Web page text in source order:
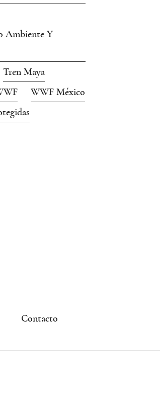
Ambiente Y
Tren Maya
WWF México
Contacto